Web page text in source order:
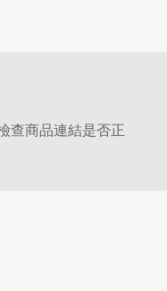
查商品連結是否正